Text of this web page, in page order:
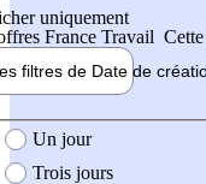
uniquement
France Travail
filtres de Date de
création de l'offre
Un jour
Trois jours